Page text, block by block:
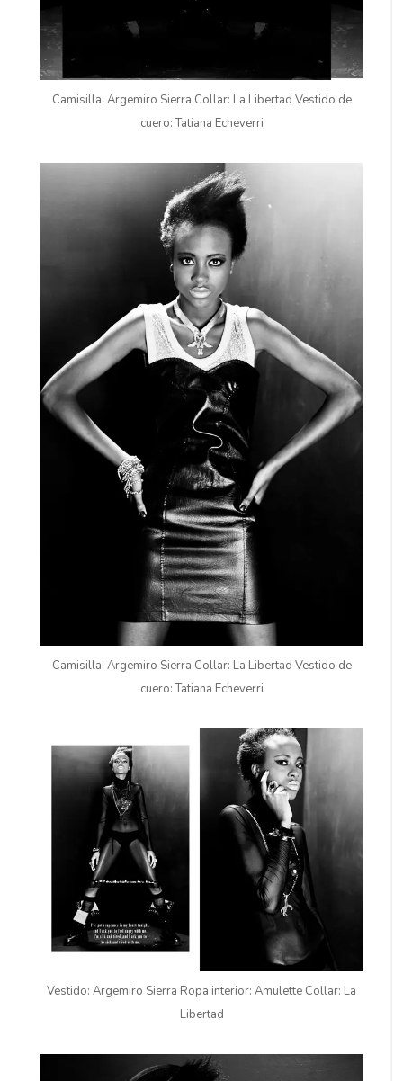
Camisilla: Argemiro Sierra Collar: La Libertad Vestido de
cuero: Tatiana Echeverri
Camisilla: Argemiro Sierra Collar: La Libertad Vestido de
cuero: Tatiana Echeverri
Vestido: Argemiro Sierra Ropa interior: Amulette Collar: La
Libertad